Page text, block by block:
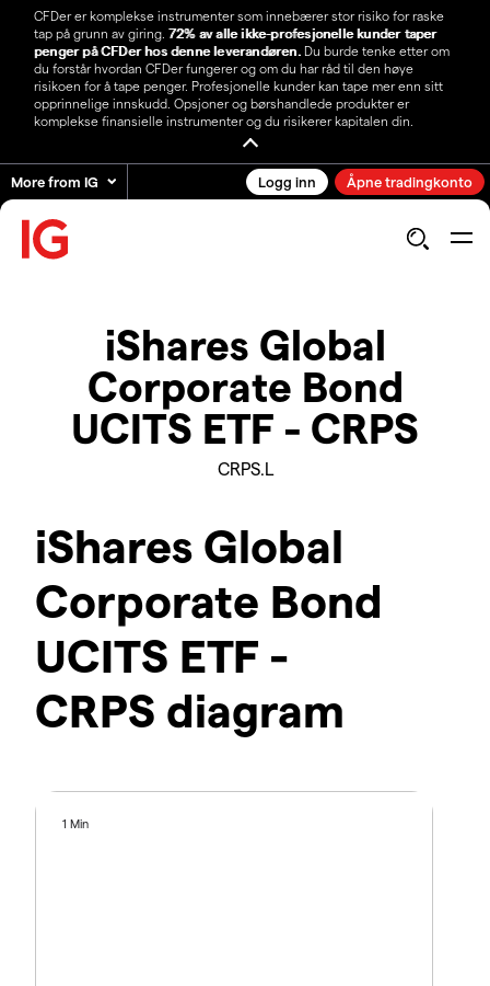
CFDer er komplekse instrumenter som innebærer stor risiko for raske
tap på grunn av giring. 72% av alle ikke-profesjonelle kunder taper
penger på CFDer hos denne leverandøren.Du burde tenke etter om
du forstår hvordan CFDer fungerer og om du har råd til den høye
risikoen for å tape penger. Profesjonelle kunder kan tape mer enn sitt
opprinnelige innskudd. Opsjoner og børshandlede produkter er
komplekse finansielle instrumenter og du risikerer kapitalen din.
More from IG Logg inn Åpne tradingkonto
iShares Global
Corporate Bond
UCITS ETF - CRPS
CRPS.L
iShares Global
Corporate Bond
UCITS ETF -
CRPS diagram
1 Min